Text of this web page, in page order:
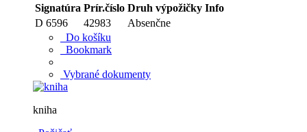
Signatúra Prír.číslo Druh výpožičky Info
D 6596
42983
Absenčne
Do košíku
Bookmark
Vybrané dokumenty
kniha